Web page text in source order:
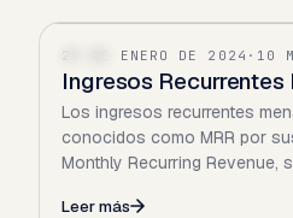
29 DE ENERO DE 2024 · 10
Ingresos
Los ingresos recurrentes
conocidos como MRR por
Monthly Recurring Revenue,
Leer más